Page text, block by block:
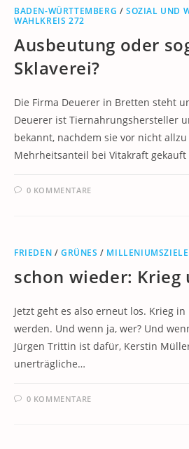
BADEN-WÜRTTEMBERG /SOZIAL UND
WAHLKREIS 272
Ausbeutung oder
Sklaverei?
Die Firma Deuerer in Bretten steht
Deuerer ist Tiernahrungshersteller
bekannt, nachdem sie vor nicht
Mehrheitsanteil bei Vitakraft
0 KOMMENTARE
FRIEDEN /GRÜNES / MILLENIUMSZIELE
schon wieder: Krieg
Jetzt geht es also erneut los. Krieg
werden. Und wenn ja, wer? Und
Jürgen Trittin ist dafür, Kerstin
unerträgliche…
0 KOMMENTARE